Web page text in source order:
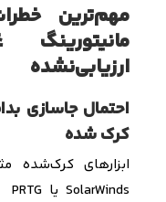
مهم‌ترین
ارزیابی‌نشده
کرک شده
ابزارهای کرک‌شده
SolarWinds یا PRTG